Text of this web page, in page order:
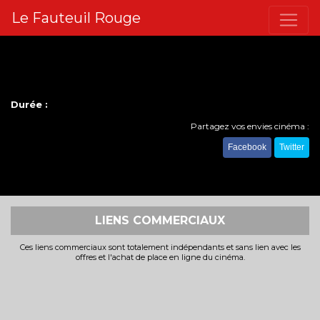
Le Fauteuil Rouge
Durée :
Partagez vos envies cinéma :
Facebook Twitter
LIENS COMMERCIAUX
Ces liens commerciaux sont totalement indépendants et sans lien avec les
offres et l'achat de place en ligne du cinéma.